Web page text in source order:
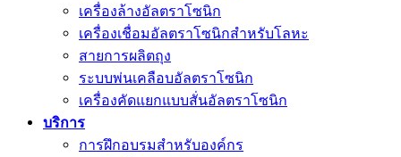
เครื่องล้างอัลตราโซนิก
เครื่องเชื่อมอัลตราโซนิกสำหรับโลหะ
สายการผลิตถุง
ระบบพ่นเคลือบอัลตราโซนิก
เครื่องคัดแยกแบบสั่นอัลตราโซนิก
บริการ
การฝึกอบรมสำหรับองค์กร